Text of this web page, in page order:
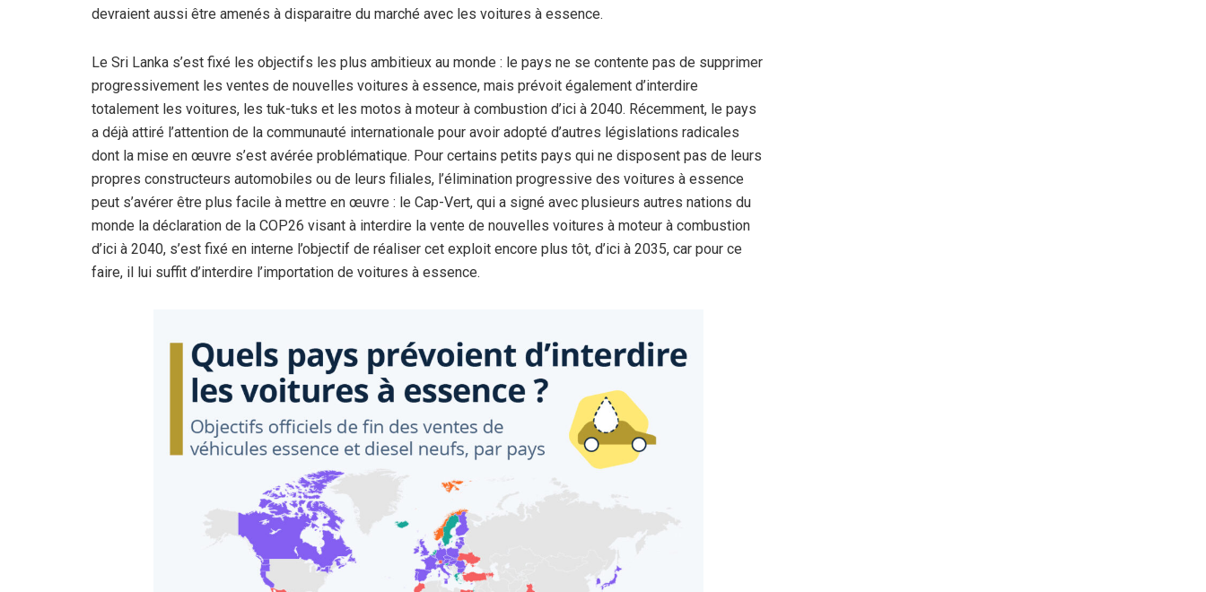
devraient aussi être amenés à disparaitre du marché avec les voitures à essence.
Le Sri Lanka s’est fixé les objectifs les plus ambitieux au monde : le pays ne se contente pas de supprimer
progressivement les ventes de nouvelles voitures à essence, mais prévoit également d’interdire
totalement les voitures, les tuk-tuks et les motos à moteur à combustion d’ici à 2040. Récemment, le pays
a déjà attiré l’attention de la communauté internationale pour avoir adopté d’autres législations radicales
dont la mise en œuvre s’est avérée problématique. Pour certains petits pays qui ne disposent pas de leurs
propres constructeurs automobiles ou de leurs filiales, l’élimination progressive des voitures à essence
peut s’avérer être plus facile à mettre en œuvre : le Cap-Vert, qui a signé avec plusieurs autres nations du
monde la déclaration de la COP26 visant à interdire la vente de nouvelles voitures à moteur à combustion
d’ici à 2040, s’est fixé en interne l’objectif de réaliser cet exploit encore plus tôt, d’ici à 2035, car pour ce
faire, il lui suffit d’interdire l’importation de voitures à essence.